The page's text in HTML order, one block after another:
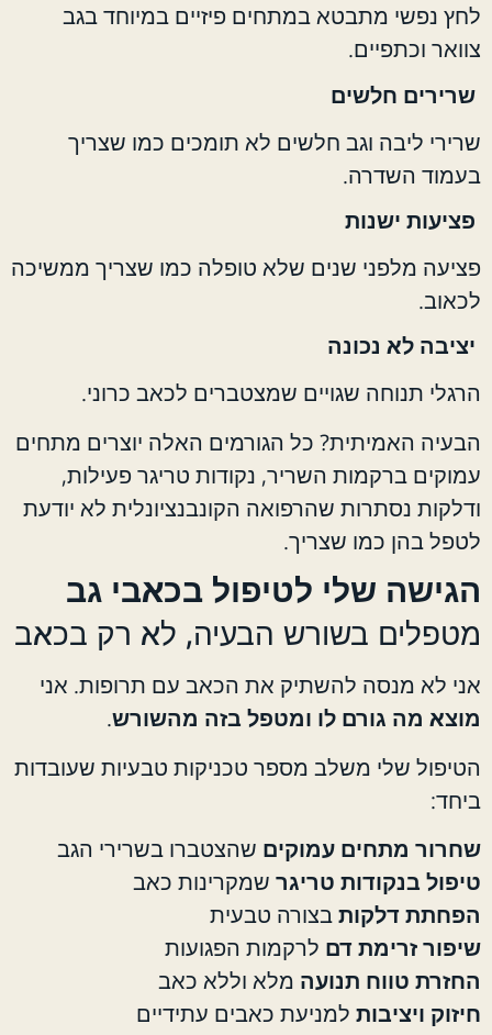
לחץ נפשי מתבטא במתחים פיזיים במיוחד בגב
צוואר וכתפיים.
שרירים חלשים
שרירי ליבה וגב חלשים לא תומכים כמו שצריך
בעמוד השדרה.
פציעות ישנות
פציעה מלפני שנים שלא טופלה כמו שצריך ממשיכה
לכאוב.
יציבה לא נכונה
הרגלי תנוחה שגויים שמצטברים לכאב כרוני.
הבעיה האמיתית? כל הגורמים האלה יוצרים מתחים
עמוקים ברקמות השריר, נקודות טריגר פעילות,
ודלקות נסתרות שהרפואה הקונבנציונלית לא יודעת
לטפל בהן כמו שצריך.
הגישה שלי לטיפול בכאבי גב
מטפלים בשורש הבעיה, לא רק בכאב
אני לא מנסה להשתיק את הכאב עם תרופות. אני
מוצא מה גורם לו ומטפל בזה מהשורש.
הטיפול שלי משלב מספר טכניקות טבעיות שעובדות
ביחד:
שחרור מתחים עמוקיםשהצטברו בשרירי הגב
טיפול בנקודות טריגרשמקרינות כאב
הפחתת דלקותבצורה טבעית
שיפור זרימת דםלרקמות הפגועות
החזרת טווח תנועהמלא וללא כאב
חיזוק ויציבותלמניעת כאבים עתידיים